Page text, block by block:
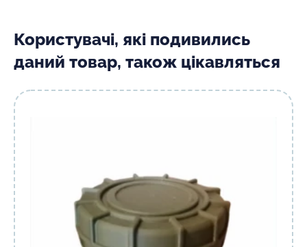
Користувачі, які подивились
даний товар, також цікавляться